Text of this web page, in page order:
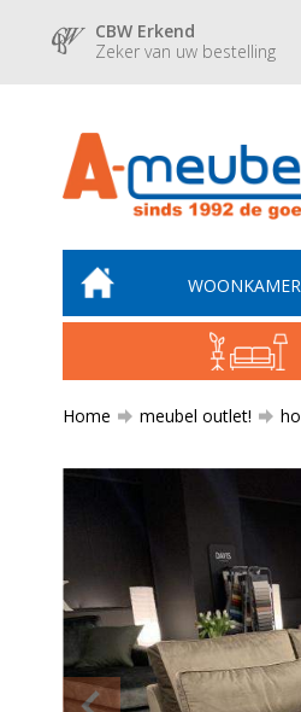
CBW Erkend
Zeker van uw bestelling
Home meubel outlet!